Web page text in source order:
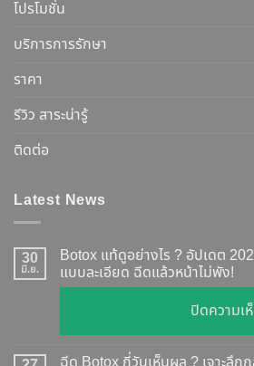
โปรโมชั่น
บริการการรักษา
ราคา
รีวิว สาระน่ารู้
ติดต่อ
Latest News
30
มิ.ย.
Botox แท้ดูอย่างไร ? อัปเดต
แบบละเอียด ฉีดแล้วหน้าไม่พัง!
ปิดความเ